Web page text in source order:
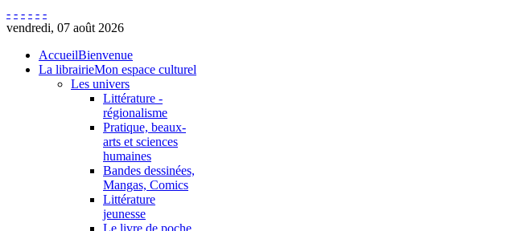
- - - - - -
vendredi, 07 août 2026
AccueilBienvenue
La librairieMon espace culturel
Les univers
Littérature -
régionalisme
Pratique, beaux-
arts et sciences
humaines
Bandes dessinées,
Mangas, Comics
Littérature
jeunesse
Le livre de poche